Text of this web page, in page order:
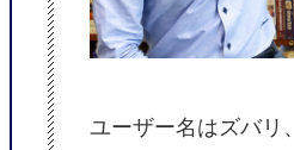
ユーザー名はズバリ、